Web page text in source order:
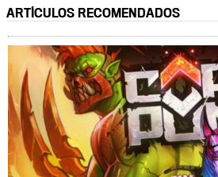
ARTÍCULOS RECOMENDADOS